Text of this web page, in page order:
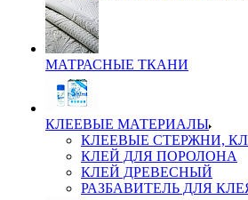
МАТРАСНЫЕ ТКАНИ
КЛЕЕВЫЕ МАТЕРИАЛЫ
КЛЕЕВЫЕ СТЕРЖНИ,
КЛЕЙ ДЛЯ ПОРОЛОНА
КЛЕЙ ДРЕВЕСНЫЙ
РАЗБАВИТЕЛЬ ДЛЯ